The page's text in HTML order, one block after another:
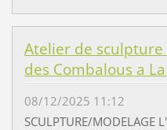
Atelier de sculpture
des Combalous a
08/12/2025 11:12
SCULPTURE/